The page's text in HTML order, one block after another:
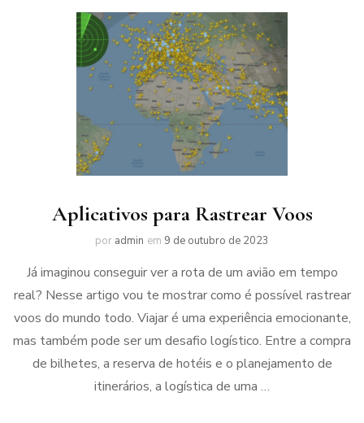
Aplicativos para Rastrear Voos
por admin em 9 de outubro de 2023
Já imaginou conseguir ver a rota de um avião em tempo
real? Nesse artigo vou te mostrar como é possível rastrear
voos do mundo todo. Viajar é uma experiência emocionante,
mas também pode ser um desafio logístico. Entre a compra
de bilhetes, a reserva de hotéis e o planejamento de
itinerários, a logística de uma …